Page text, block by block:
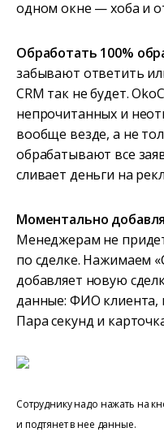
одном окне — хоба и
Обработать 100%
забывают ответить
CRM так не будет.
непрочитанных и
вообще везде, а не
обрабатывают все
сливает деньги на
Моментально
Менеджерам не
по сделке. Нажимаем
добавляет новую
данные: ФИО клиента,
Пара секунд и
Сотруднику надо нажать на
и подтянет в нее данные.